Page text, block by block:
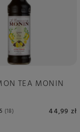
5 18
TEA MONIN
44,99 zł